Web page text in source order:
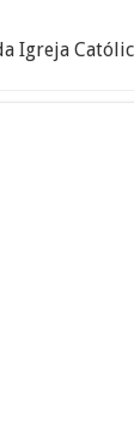
Não Terá
Igreja